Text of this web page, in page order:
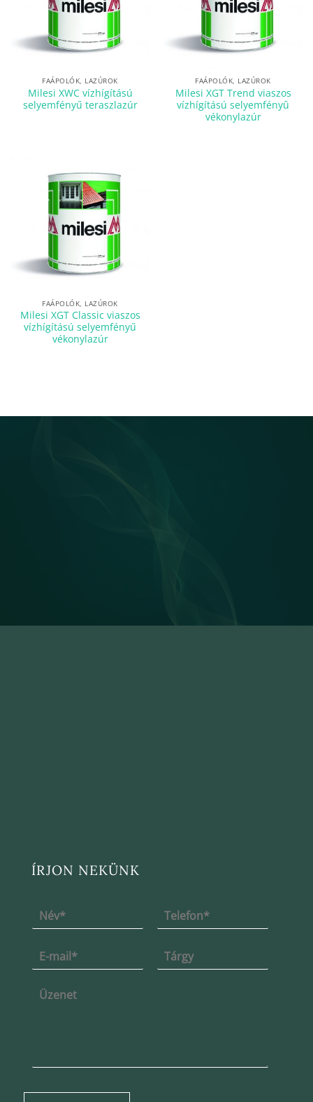
FAÁPOLÓK, LAZÚROK
Milesi XWC vízhígítású
selyemfényű teraszlazúr
FAÁPOLÓK, LAZÚROK
Milesi XGT Trend viaszos
vízhígítású selyemfényû
vékonylazúr
FAÁPOLÓK, LAZÚROK
Milesi XGT Classic viaszos
vízhígítású selyemfényű
vékonylazúr
ÍRJON NEKÜNK